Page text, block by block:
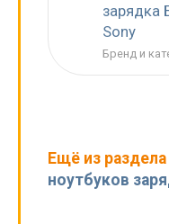
зарядка
Sony
Бренд и
Ещё из раздела
ноутбуков